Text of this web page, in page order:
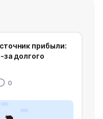
прибыли:
долгого
0